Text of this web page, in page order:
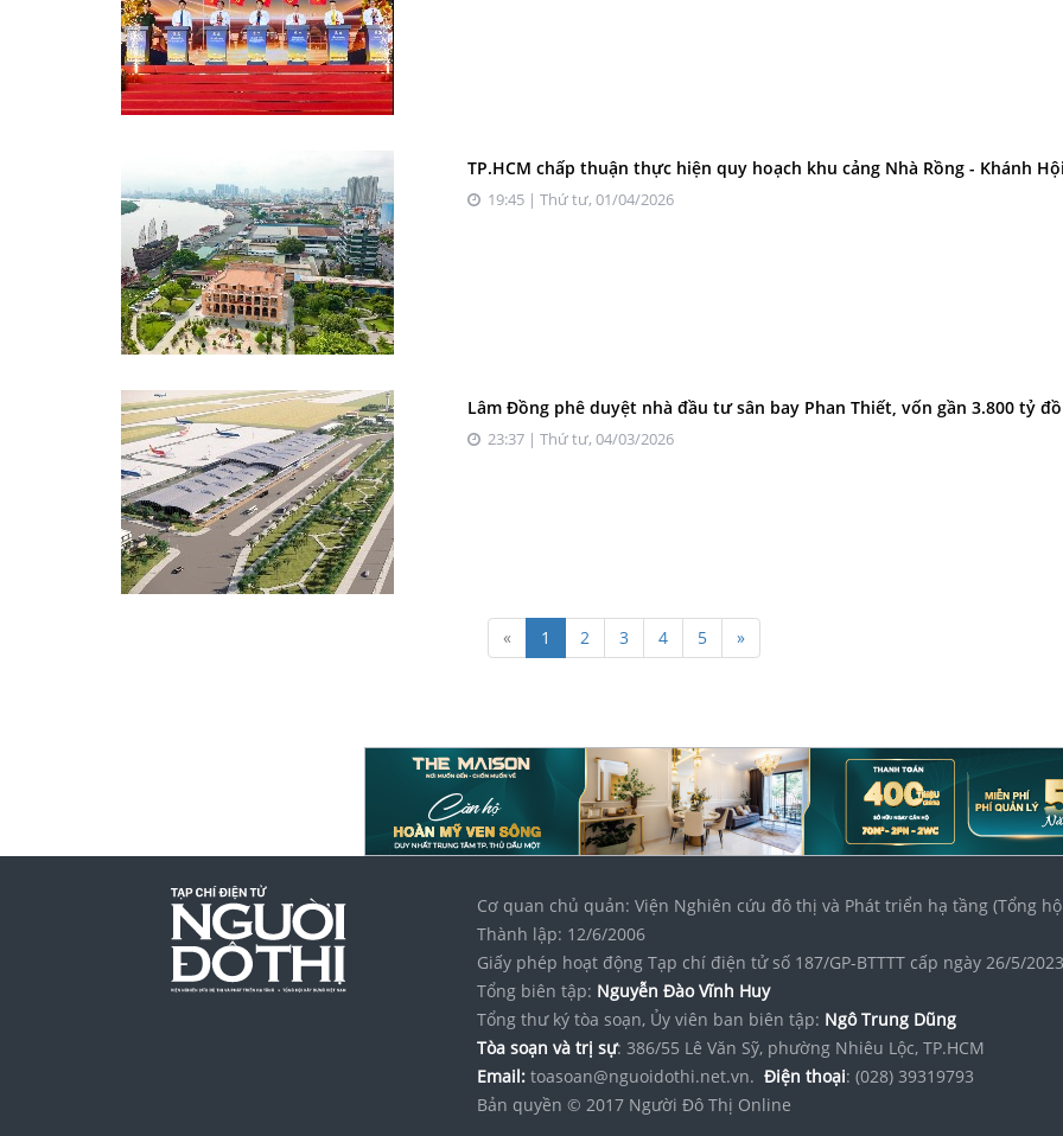
TP.HCM chấp thuận thực hiện quy hoạch khu cảng Nhà Rồng - Khánh
19:45 | Thứ tư, 01/04/2026
Lâm Đồng phê duyệt nhà đầu tư sân bay Phan Thiết, vốn gần 3.800 tỷ
23:37 | Thứ tư, 04/03/2026
« 1 2 3 4 5 »
Cơ quan chủ quản: Viện Nghiên cứu đô thị và Phát triển hạ tầng (Tổng
Thành lập: 12/6/2006
Giấy phép hoạt động Tạp chí điện tử số 187/GP-BTTTT cấp ngày 26/5/2023
Tổng biên tập: Nguyễn Đào Vĩnh Huy
Tổng thư ký tòa soạn, Ủy viên ban biên tập: Ngô Trung Dũng
Tòa soạn và trị sự: 386/55 Lê Văn Sỹ, phường Nhiêu Lộc, TP.HCM
Email: toasoan@nguoidothi.net.vn. Điện thoại: (028) 39319793
Bản quyền © 2017 Người Đô Thị Online